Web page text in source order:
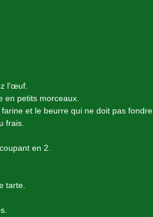
l'œuf.
en petits morceaux.
et le beurre qui ne doit pas fondre.
frais.
en 2.
tarte.